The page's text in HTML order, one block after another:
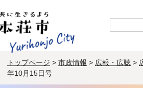
トップページ > 市政情報 > 広報・広聴 >
年10月15日号